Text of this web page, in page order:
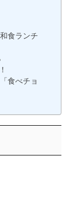
食ランチ
食べチョ